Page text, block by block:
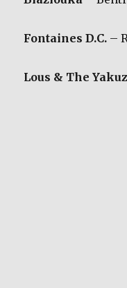
Fontaines D.C. –
Lous & The